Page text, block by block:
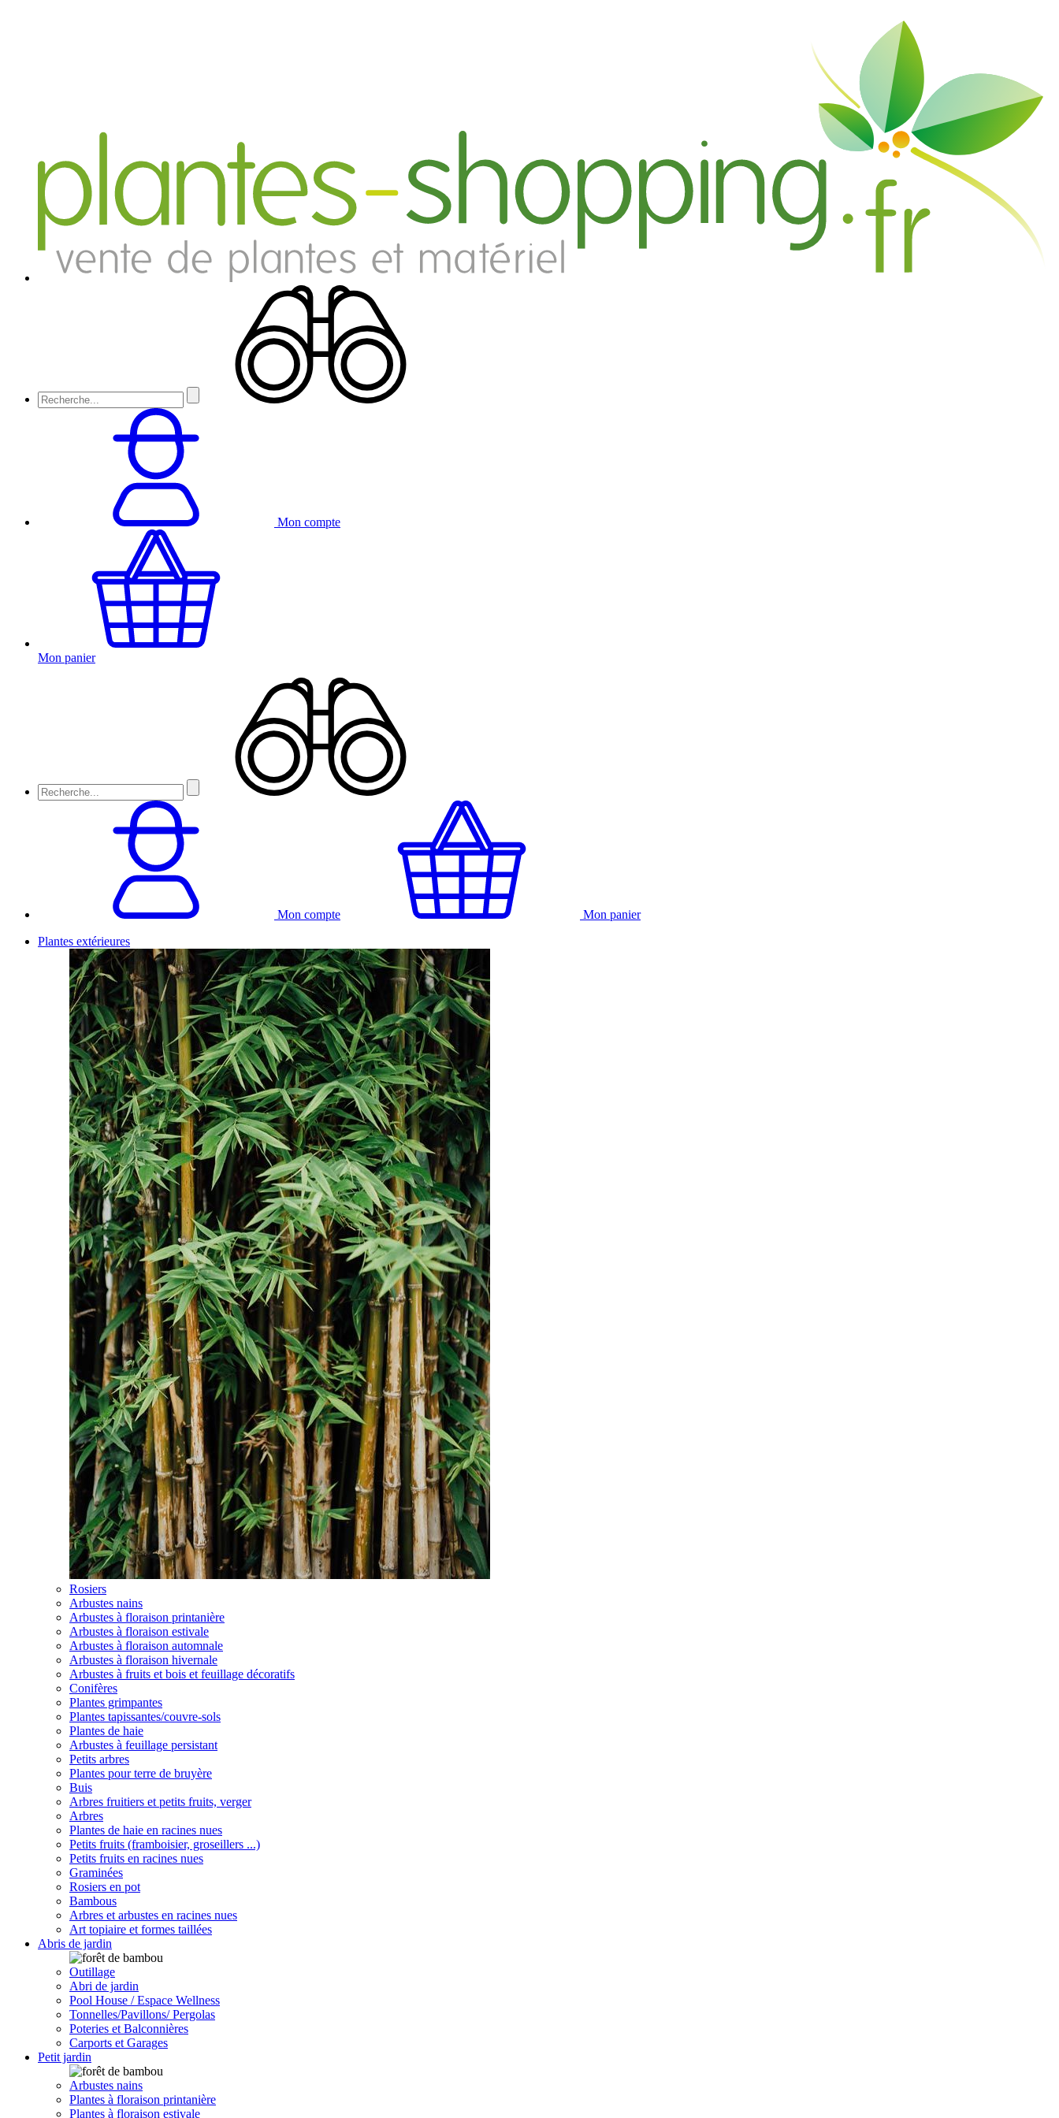
Mon compte
Mon panier
Mon compte
Mon panier
Plantes extérieures
Rosiers
Arbustes nains
Arbustes à floraison printanière
Arbustes à floraison estivale
Arbustes à floraison automnale
Arbustes à floraison hivernale
Arbustes à fruits et bois et feuillage décoratifs
Conifères
Plantes grimpantes
Plantes tapissantes/couvre-sols
Plantes de haie
Arbustes à feuillage persistant
Petits arbres
Plantes pour terre de bruyère
Buis
Arbres fruitiers et petits fruits, verger
Arbres
Plantes de haie en racines nues
Petits fruits (framboisier, groseillers ...)
Petits fruits en racines nues
Graminées
Rosiers en pot
Bambous
Arbres et arbustes en racines nues
Art topiaire et formes taillées
Abris de jardin
Outillage
Abri de jardin
Pool House / Espace Wellness
Tonnelles/Pavillons/ Pergolas
Poteries et Balconnières
Carports et Garages
Petit jardin
Arbustes nains
Plantes à floraison printanière
Plantes à floraison estivale